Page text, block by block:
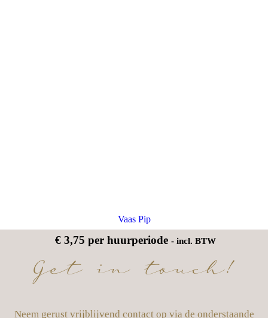
Vaas Pip
€ 3,75 per huurperiode - incl. BTW
Get in touch!
Neem gerust vrijblijvend contact op via de onderstaande